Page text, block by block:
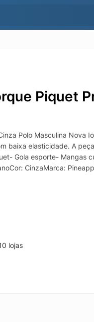
Piquet
Polo Masculina Nova
baixa elasticidade. A
Gola esporte- Mangas
CinzaMarca:
lojas